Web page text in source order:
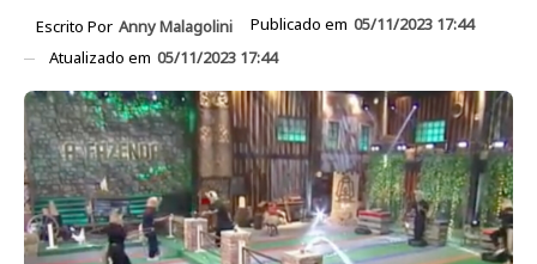
Escrito Por Anny Malagolini Publicado em 05/11/2023 17:44
Atualizado em 05/11/2023 17:44